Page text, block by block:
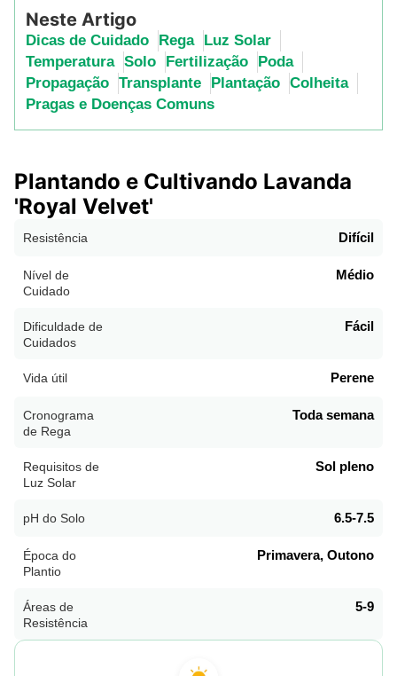
Neste Artigo
Dicas de Cuidado Rega
Luz Solar
Temperatura Solo Fertilização
Poda
Propagação Transplante Plantação Colheita
Pragas e Doenças Comuns
Plantando e Cultivando Lavanda
'Royal Velvet'
Resistência Difícil
Nível de
Cuidado
Médio
Dificuldade de
Cuidados
Fácil
Vida útil Perene
Cronograma
de Rega
Toda semana
Requisitos de
Luz Solar
Sol pleno
pH do Solo 6.5-7.5
Época do
Plantio
Primavera, Outono
Áreas de
Resistência
5-9